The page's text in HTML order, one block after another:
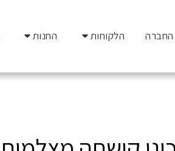
החברה הלקוחות החנות